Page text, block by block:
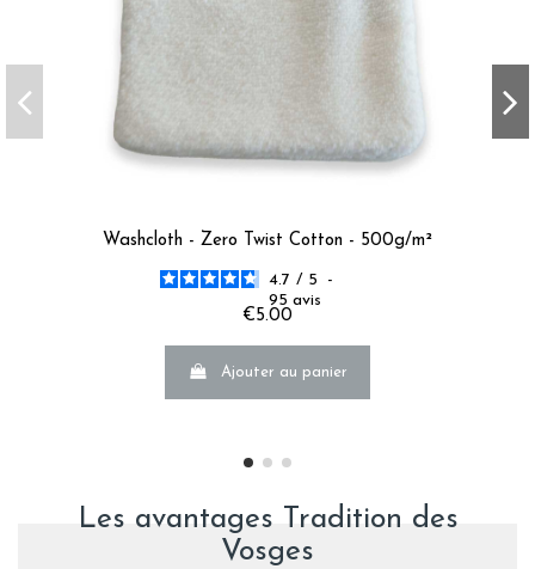
Washcloth - Zero Twist Cotton - 500g/m²
4.7 / 5
-
95 avis
€5.00
Ajouter au panier
Les avantages Tradition des
Vosges